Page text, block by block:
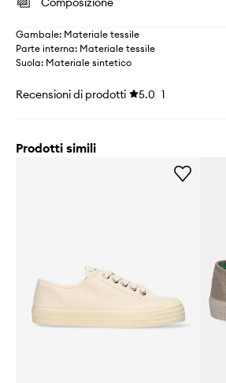
Gambale: Materiale tessile
Parte interna: Materiale tessile
Suola: Materiale sintetico
Recensioni di prodotti 5.0 1
Prodotti simili